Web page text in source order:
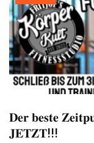
𝐃𝐞𝐫 𝐛𝐞𝐬𝐭𝐞
𝐉𝐄𝐓𝐙𝐓!!!